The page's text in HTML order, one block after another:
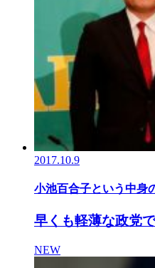
2017.10.9
小池百合子という中身
早くも軽薄な政党
NEW